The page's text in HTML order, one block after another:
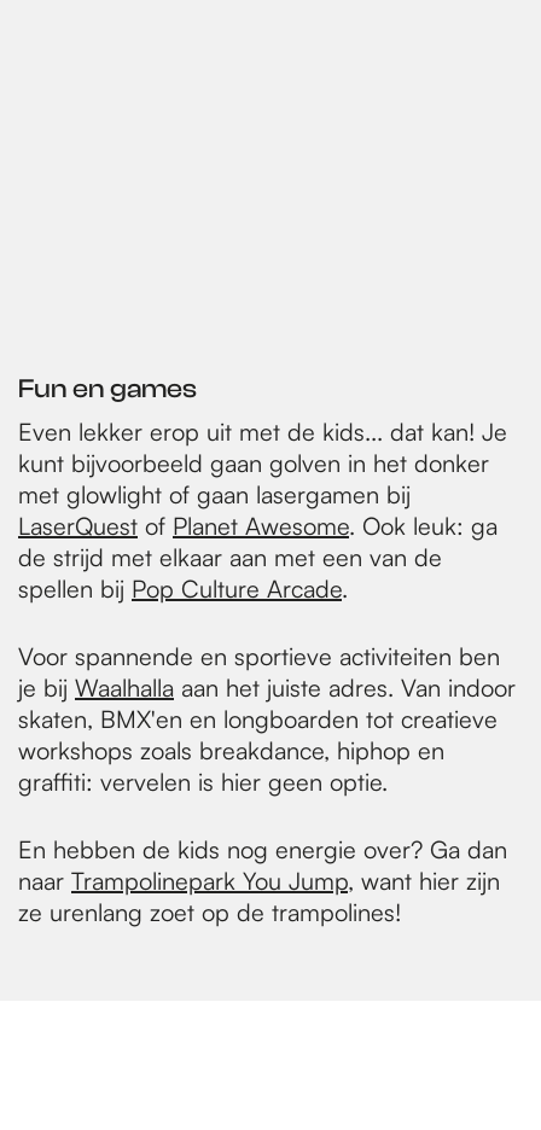
Fun en games
Even lekker erop uit met de kids... dat kan! Je
kunt bijvoorbeeld gaan golven in het donker
met glowlight of gaan lasergamen bij
LaserQuest of Planet Awesome. Ook leuk: ga
de strijd met elkaar aan met een van de
spellen bij Pop Culture Arcade.
Voor spannende en sportieve activiteiten ben
je bij Waalhalla aan het juiste adres. Van indoor
skaten, BMX'en en longboarden tot creatieve
workshops zoals breakdance, hiphop en
graffiti: vervelen is hier geen optie.
En hebben de kids nog energie over? Ga dan
naar Trampolinepark You Jump, want hier zijn
ze urenlang zoet op de trampolines!